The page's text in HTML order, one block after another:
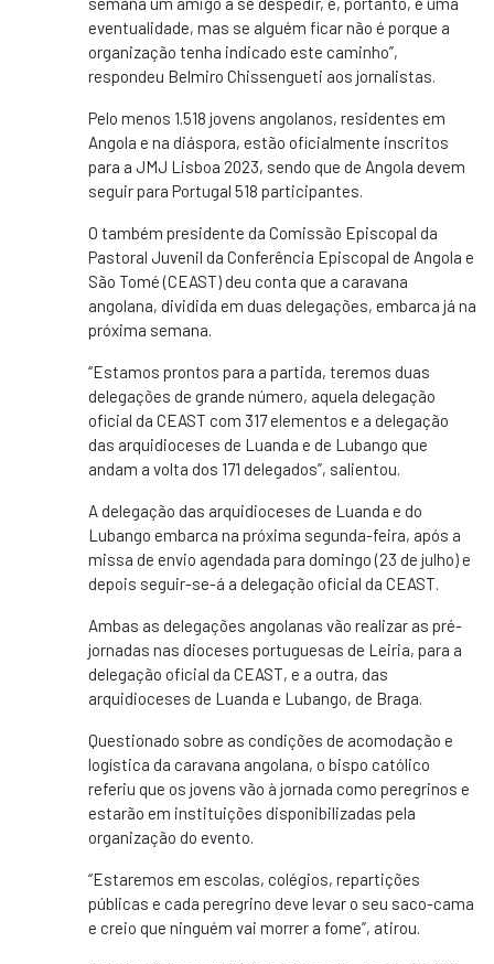
eventualidade, mas se alguém ficar não é porque a
organização tenha indicado este caminho”,
respondeu Belmiro Chissengueti aos jornalistas.
Pelo menos 1.518 jovens angolanos, residentes em
Angola e na diáspora, estão oficialmente inscritos
para a JMJ Lisboa 2023, sendo que de Angola devem
seguir para Portugal 518 participantes.
O também presidente da Comissão Episcopal da
Pastoral Juvenil da Conferência Episcopal de Angola e
São Tomé (CEAST) deu conta que a caravana
angolana, dividida em duas delegações, embarca já na
próxima semana.
“Estamos prontos para a partida, teremos duas
delegações de grande número, aquela delegação
oficial da CEAST com 317 elementos e a delegação
das arquidioceses de Luanda e de Lubango que
andam a volta dos 171 delegados”, salientou.
A delegação das arquidioceses de Luanda e do
Lubango embarca na próxima segunda-feira, após a
missa de envio agendada para domingo (23 de julho) e
depois seguir-se-á a delegação oficial da CEAST.
Ambas as delegações angolanas vão realizar as pré-
jornadas nas dioceses portuguesas de Leiria, para a
delegação oficial da CEAST, e a outra, das
arquidioceses de Luanda e Lubango, de Braga.
Questionado sobre as condições de acomodação e
logística da caravana angolana, o bispo católico
referiu que os jovens vão à jornada como peregrinos e
estarão em instituições disponibilizadas pela
organização do evento.
“Estaremos em escolas, colégios, repartições
públicas e cada peregrino deve levar o seu saco-cama
e creio que ninguém vai morrer a fome”, atirou.